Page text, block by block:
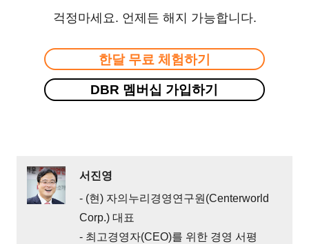
걱정마세요. 언제든 해지 가능합니다.
한달 무료 체험하기
DBR 멤버십 가입하기
서진영
- (현) 자의누리경영연구원(Centerworld
Corp.) 대표
- 최고경영자(CEO)를 위한 경영 서평